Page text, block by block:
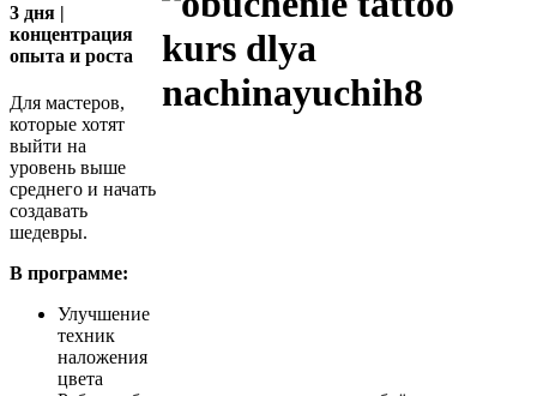
3 дня |
концентрация
опыта и роста
Для мастеров,
которые хотят
выйти на
уровень выше
среднего и начать
создавать
шедевры.
В программе:
Улучшение
техник
наложения
цвета